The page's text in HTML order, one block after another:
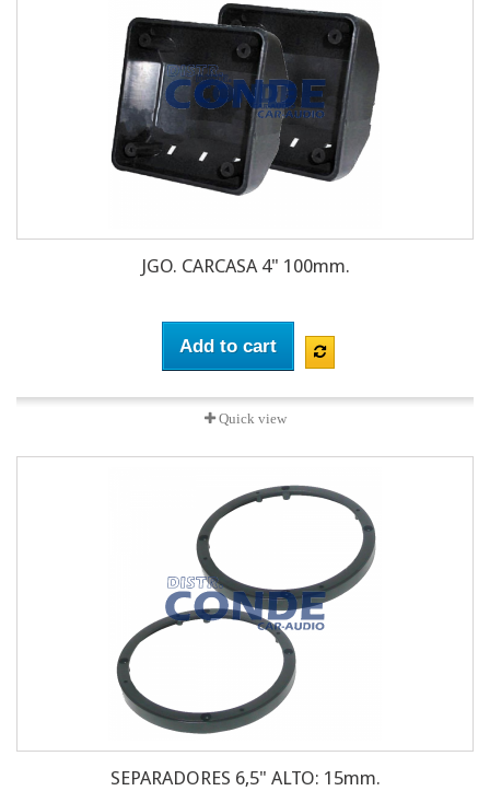
JGO. CARCASA 4" 100mm.
Add to cart
Quick view
SEPARADORES 6,5" ALTO: 15mm.